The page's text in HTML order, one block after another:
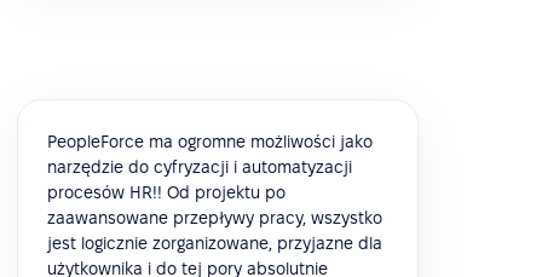
PeopleForce ma ogromne możliwości jako
narzędzie do cyfryzacji i automatyzacji
procesów HR!! Od projektu po
zaawansowane przepływy pracy, wszystko
jest logicznie zorganizowane, przyjazne dla
użytkownika i do tej pory absolutnie